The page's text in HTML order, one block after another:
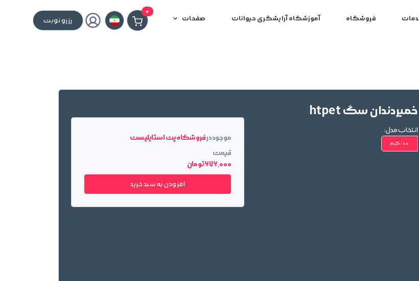
0
رزرو نوبت فروشگاه آموزشگاه آرایشگری حیوانات صفحات
خمیردندان سگ htpet
انتخاب مدل:
100 گرم
موجود درفروشگاه پت استایلیست
قیمت
676٬000 تومان
افزودن به سبد خرید